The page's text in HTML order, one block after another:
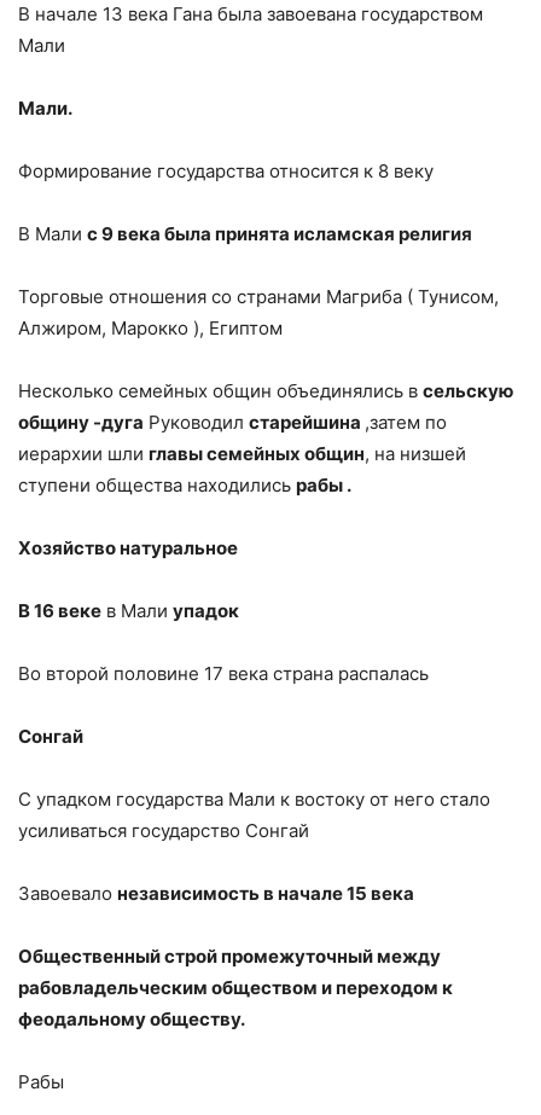
В начале 13 века Гана была завоевана государством
Мали
Мали.
Формирование государства относится к 8 веку
В Мали с 9 века была принята исламская религия
Торговые отношения со странами Магриба ( Тунисом,
Алжиром, Марокко ), Египтом
Несколько семейных общин объединялись в сельскую
общину -дуга Руководил старейшина ,затем по
иерархии шли главы семейных общин, на низшей
ступени общества находились рабы .
Хозяйство натуральное
В 16 веке в Мали упадок
Во второй половине 17 века страна распалась
Сонгай
С упадком государства Мали к востоку от него стало
усиливаться государство Сонгай
Завоевало независимость в начале 15 века
Общественный строй промежуточный между
рабовладельческим обществом и переходом к
феодальному обществу.
Рабы